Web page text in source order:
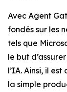
Avec Agent
fondés sur les
tels que
le but
l’IA. Ainsi, il
la simple